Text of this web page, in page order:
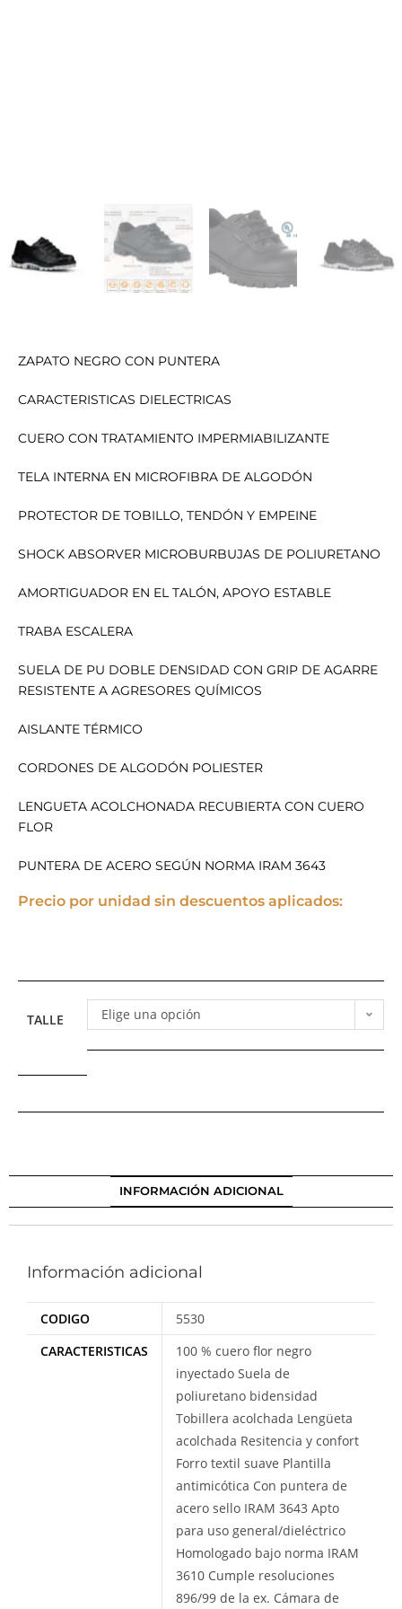
ZAPATO NEGRO CON PUNTERA
CARACTERISTICAS DIELECTRICAS
CUERO CON TRATAMIENTO IMPERMIABILIZANTE
TELA INTERNA EN MICROFIBRA DE ALGODÓN
PROTECTOR DE TOBILLO, TENDÓN Y EMPEINE
SHOCK ABSORVER MICROBURBUJAS DE POLIURETANO
AMORTIGUADOR EN EL TALÓN, APOYO ESTABLE
TRABA ESCALERA
SUELA DE PU DOBLE DENSIDAD CON GRIP DE AGARRE
RESISTENTE A AGRESORES QUÍMICOS
AISLANTE TÉRMICO
CORDONES DE ALGODÓN POLIESTER
LENGUETA ACOLCHONADA RECUBIERTA CON CUERO
FLOR
PUNTERA DE ACERO SEGÚN NORMA IRAM 3643
Precio por unidad sin descuentos aplicados:
TALLE Elige una opción
INFORMACIÓN ADICIONAL
Información adicional
CODIGO
5530
CARACTERISTICAS
100 % cuero flor negro
inyectado Suela de
poliuretano bidensidad
Tobillera acolchada Lengüeta
acolchada Resitencia y confort
Forro textil suave Plantilla
antimicótica Con puntera de
acero sello IRAM 3643 Apto
para uso general/dieléctrico
Homologado bajo norma IRAM
3610 Cumple resoluciones
896/99 de la ex. Cámara de